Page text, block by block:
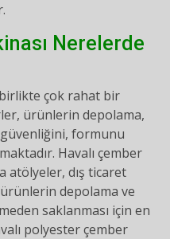
Nerelerde
çok rahat bir
ürünlerin depolama,
formunu
Havalı çember
atölyeler, dış ticaret
depolama ve
saklanması için en
polyester çember